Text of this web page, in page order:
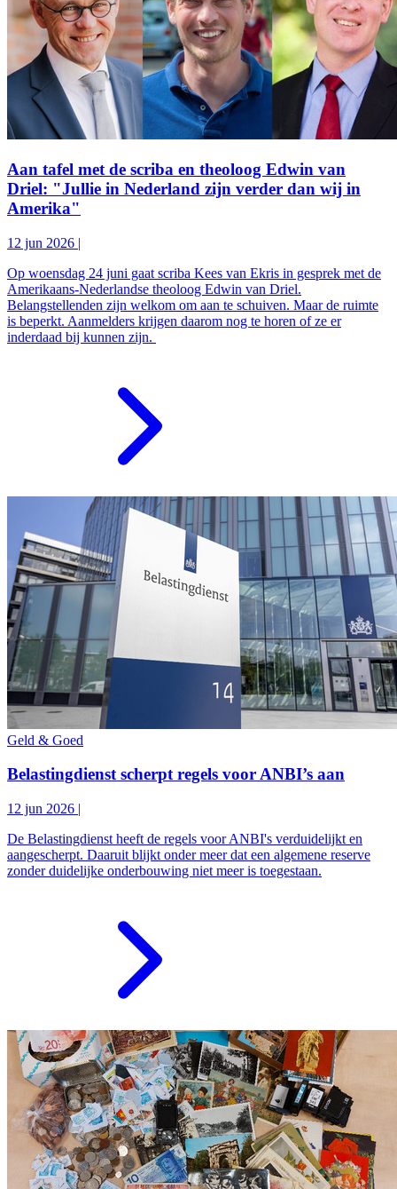
Aan tafel met de scriba en theoloog Edwin van
Driel: "Jullie in Nederland zijn verder dan wij in
Amerika"
12 jun 2026 |
Op woensdag 24 juni gaat scriba Kees van Ekris in gesprek met de
Amerikaans-Nederlandse theoloog Edwin van Driel.
Belangstellenden zijn welkom om aan te schuiven. Maar de ruimte
is beperkt. Aanmelders krijgen daarom nog te horen of ze er
inderdaad bij kunnen zijn.
Geld & Goed
Belastingdienst scherpt regels voor ANBI’s aan
12 jun 2026 |
De Belastingdienst heeft de regels voor ANBI's verduidelijkt en
aangescherpt. Daaruit blijkt onder meer dat een algemene reserve
zonder duidelijke onderbouwing niet meer is toegestaan.